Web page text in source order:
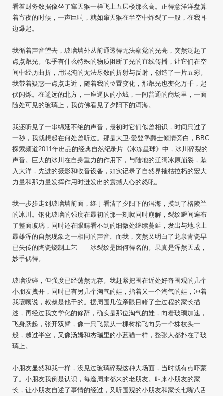
看着财务数据像坐了窜天猴一样飞上五层楼那么高。正得意洋洋盘算
着宵夜的时候，一声巨响，就如窜天猴在半空中炸裂了一般，在我耳
边爆起。
我循着声音望去，玻璃墙外从前通透得无法察觉的光亮，突然泛起了
点点粼光。似乎有什么特殊的物质阻断了光的直线传播，让它们在空
间中经历曲折，用混沌的无法尽数的折射与反射，创造了一片五彩。
我带着疑惑一点点走近，随着我的位置变化，那粼光也变化万千，起
伏闪烁。在遥远的北方，一座逼仄的小城，一间普通的商场里，一面
随处可见的玻璃上，我仿佛看见了夕阳下的洱海。
我还听见了一串绵延不绝的声音，最初时它们似曾相识，时间只过了
一秒，我就想起在何处曾听过。那是大卫·爱登堡爵士倾情旁白，BBC
探索频道2011年出品的经典自然纪录片《冰冻星球》中，冰川碎裂的
声音。巨大的冰川在自身重力的作用下，与陆地的辽阔冰原崩裂，坠
入大洋，先进的摄影和收音设备，如实记录了自然界摧枯拉朽的宏大
力量和那力量发挥作用时迸发出的震撼人心的怒吼。
我一步步走到玻璃墙前面，终于看清了夕阳下的洱海，摸到了格陵兰
的冰川。钢化玻璃的强度在最初的那一刻就同时崩解，裂纹瞬间遍布
了整面玻璃，同时还在眼睛看不到的细微处继续蔓延，发出与地球上
最雄浑的自然现象之一相同的声音。而我，突然又明白了龙泉青瓷早
已失传的陶瓷烧制工艺——冰裂纹是因何得名的。果真是浑然天成，
妙手偶得。
玻璃没碎，但强度已经荡然无存。我赶紧把围在近处好奇围观的几个
小朋友拽开，同时已有另几个淘气的娃，指着又一个淘气的娃，冲着
我嚷嚷说，叔叔是他干的。据周围几位亲眼目睹了全过程的家长描
述，再经过我文学化的修辞，确实是那位淘气的娃，向着玻璃加速，
飞身跃起，张开双臂，像一只飞鼠从一棵树梢飞向另一个株枝头一
般，越过半空，又像汤姆和杰瑞里的小蓝猫一样，整张人都扑在了玻
璃上。
小朋友显然和我一样，没见过玻璃碎裂这种大场面，当时就有点吓蒙
了。小朋友我倒是认识，每逢周末都来的老朋友。叫来小朋友的家
长，让小朋友自述了事情的经过，又听围观的小朋友和家长七嘴八舌